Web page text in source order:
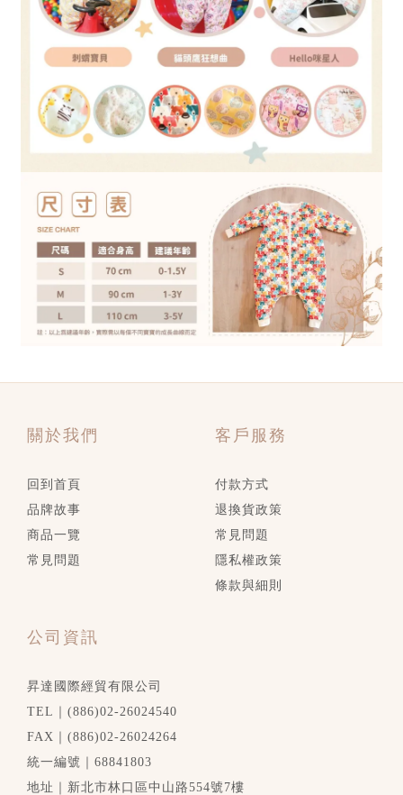
關於我們
回到首頁
品牌故事
商品一覽
常見問題
客戶服務
付款方式
退換貨政策
常見問題
隱私權政策
條款與細則
公司資訊
昇達國際經貿有限公司
TEL｜(886)02-26024540
FAX｜(886)02-26024264
統一編號｜68841803
地址｜新北市林口區中山路554號7樓